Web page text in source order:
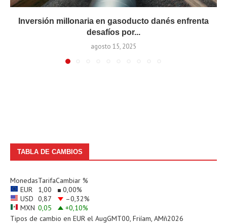
Inversión millonaria en gasoducto danés enfrenta
desafíos por...
agosto 15, 2025
TABLA DE CAMBIOS
MonedasTarifaCambiar %
EUR
1,00 0,00%
USD 0,87 –0,32%
MXN 0,05 +0,10%
Tipos de cambio en EUR el AugGMT00, Friíam, AMñ2026